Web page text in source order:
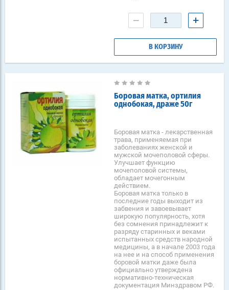
− +
В КОРЗИНУ
Боровая матка, ортилия
однобокая, драже 50г
Боровая матка - лекарственная
трава, применяемая при
заболеваниях женской и
мужской мочеполовой сферы.
Улучшает функцию
мочеполовой системы,
обладает мочегонным
действием.
Боровая матка только в
последние годы выходит из
забвения и завоевывает
широкую популярность, хотя
без сомнения принадлежит к
разряду старинных и веками
испытанных средств народной
медицины, а в начале 2003 года
на нее и на способ применения
боровой матки даже была
официально утверждена
нормативно-техническая
документация Минздравом РФ.